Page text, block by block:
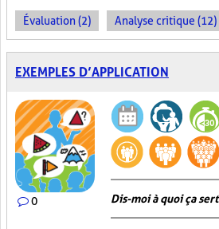
Évaluation (2) Analyse critique (12)
EXEMPLES D’APPLICATION
0 Dis-moi à quoi ça sert